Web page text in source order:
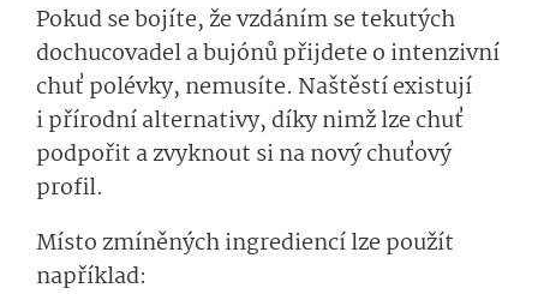
Pokud se bojíte, že vzdáním se tekutých
dochucovadel a bujónů přijdete o intenzivní
chuť polévky, nemusíte. Naštěstí existují
i přírodní alternativy, díky nimž lze chuť
podpořit a zvyknout si na nový chuťový
profil.
Místo zmíněných ingrediencí lze použít
například: